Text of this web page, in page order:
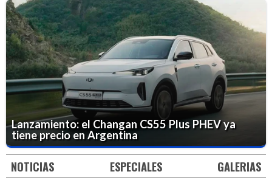
Lanzamiento: el Changan CS55 Plus PHEV ya
tiene precio en Argentina
NOTICIAS ESPECIALES GALERIAS